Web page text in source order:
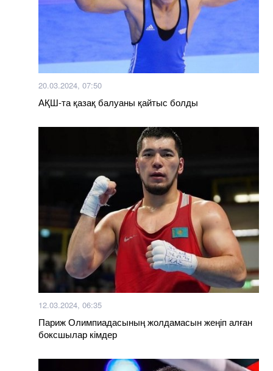
20.03.2024, 07:50
АҚШ-та қазақ балуаны қайтыс болды
12.03.2024, 06:35
Париж Олимпиадасының жолдамасын жеңіп алған
боксшылар кімдер